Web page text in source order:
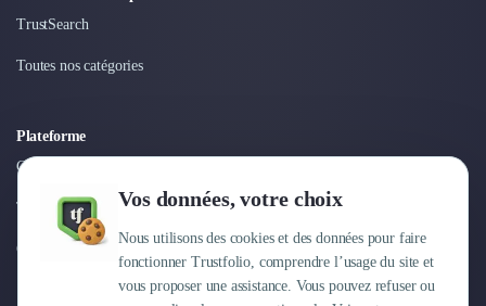
Vos données, votre choix
Nous utilisons des cookies et des données pour faire
fonctionner Trustfolio, comprendre l’usage du site et
vous proposer une assistance. Vous pouvez refuser ou
TrustSearch
Toutes nos catégories
Plateforme
Connexion
Tarifs
Centre d'aide